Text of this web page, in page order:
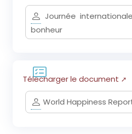
Journée
bonheur
Télécharger le document
World Happiness